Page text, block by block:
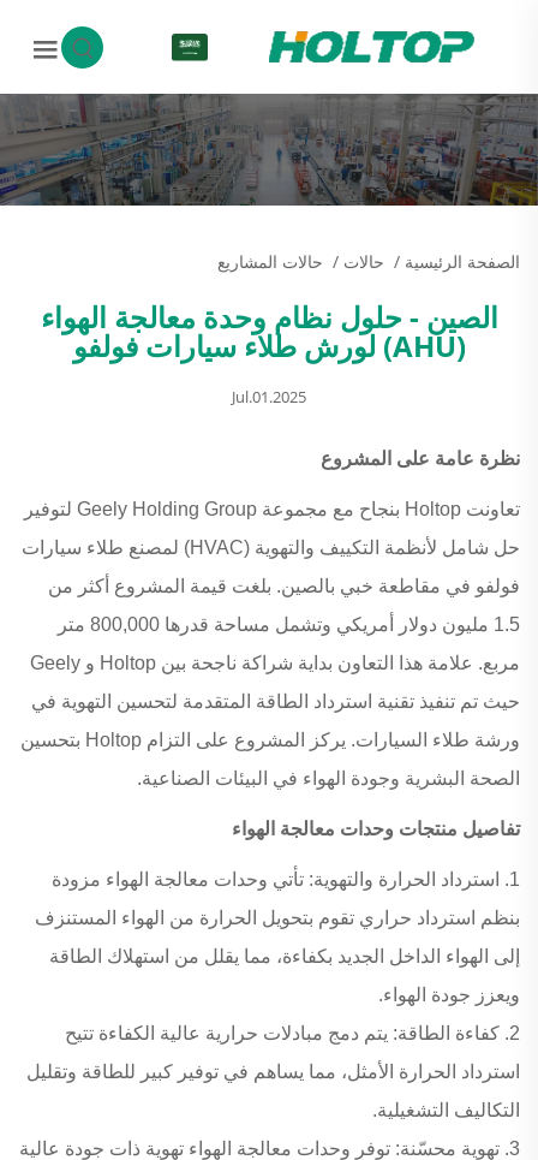
الصفحة الرئيسية / حالات / حالات المشاريع
الصين - حلول نظام وحدة معالجة الهواء
(AHU) لورش طلاء سيارات فولفو
Jul.01.2025
نظرة عامة على المشروع
تعاونت Holtop بنجاح مع مجموعة Geely Holding Group لتوفير
حل شامل لأنظمة التكييف والتهوية (HVAC) لمصنع طلاء سيارات
فولفو في مقاطعة خبي بالصين. بلغت قيمة المشروع أكثر من
1.5 مليون دولار أمريكي وتشمل مساحة قدرها 800,000 متر
مربع. علامة هذا التعاون بداية شراكة ناجحة بين Holtop و Geely
حيث تم تنفيذ تقنية استرداد الطاقة المتقدمة لتحسين التهوية في
ورشة طلاء السيارات. يركز المشروع على التزام Holtop بتحسين
الصحة البشرية وجودة الهواء في البيئات الصناعية.
تفاصيل منتجات وحدات معالجة الهواء
1. استرداد الحرارة والتهوية: تأتي وحدات معالجة الهواء مزودة
بنظم استرداد حراري تقوم بتحويل الحرارة من الهواء المستنزف
إلى الهواء الداخل الجديد بكفاءة، مما يقلل من استهلاك الطاقة
ويعزز جودة الهواء.
2. كفاءة الطاقة: يتم دمج مبادلات حرارية عالية الكفاءة تتيح
استرداد الحرارة الأمثل، مما يساهم في توفير كبير للطاقة وتقليل
التكاليف التشغيلية.
3. تهوية محسّنة: توفر وحدات معالجة الهواء تهوية ذات جودة عالية